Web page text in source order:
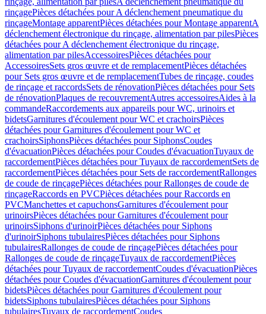
rinçagePièces détachées pour A déclenchement pneumatique du
rinçageMontage apparentPièces détachées pour Montage apparentA
déclenchement électronique du rinçage, alimentation par pilesPièces
détachées pour A déclenchement électronique du rinçage,
alimentation par pilesAccessoiresPièces détachées pour
AccessoiresSets gros œuvre et de remplacementPièces détachées
pour Sets gros œuvre et de remplacementTubes de rinçage, coudes
de rinçage et raccordsSets de rénovationPièces détachées pour Sets
de rénovationPlaques de recouvrementAutres accessoiresAides à la
commandeRaccordements aux appareils pour WC, urinoirs et
bidetsGarnitures d'écoulement pour WC et crachoirsPièces
détachées pour Garnitures d'écoulement pour WC et
crachoirsSiphonsPièces détachées pour SiphonsCoudes
d'évacuationPièces détachées pour Coudes d'évacuationTuyaux de
raccordementPièces détachées pour Tuyaux de raccordementSets de
raccordementPièces détachées pour Sets de raccordementRallonges
de coude de rinçagePièces détachées pour Rallonges de coude de
rinçageRaccords en PVCPièces détachées pour Raccords en
PVCManchettes et capuchonsGarnitures d'écoulement pour
urinoirsPièces détachées pour Garnitures d'écoulement pour
urinoirsSiphons d'urinoirPièces détachées pour Siphons
d'urinoirSiphons tubulairesPièces détachées pour Siphons
tubulairesRallonges de coude de rinçagePièces détachées pour
Rallonges de coude de rinçageTuyaux de raccordementPièces
détachées pour Tuyaux de raccordementCoudes d'évacuationPièces
détachées pour Coudes d'évacuationGarnitures d'écoulement pour
bidetsPièces détachées pour Garnitures d'écoulement pour
bidetsSiphons tubulairesPièces détachées pour Siphons
tubulairesTuyaux de raccordementCoudes